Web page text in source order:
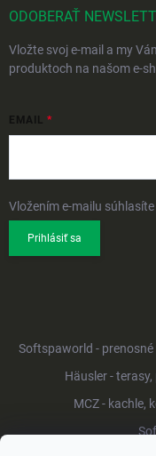
ODOBERAŤ
Vložte svoj e-mail a my
produktoch na našom e-
EMAIL
Vložením e-mailu súhlasíte
Prihlásiť sa
Softspaworld - prenosné
Häusler -
MCZ - kachle,